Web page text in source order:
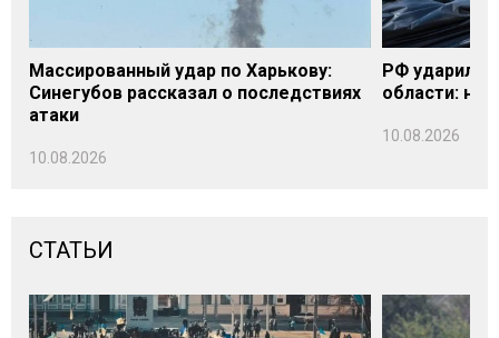
Массированный удар по Харькову:
Синегубов рассказал о последствиях
атаки
10.08.2026
РФ ударила
области: на
10.08.2026
СТАТЬИ